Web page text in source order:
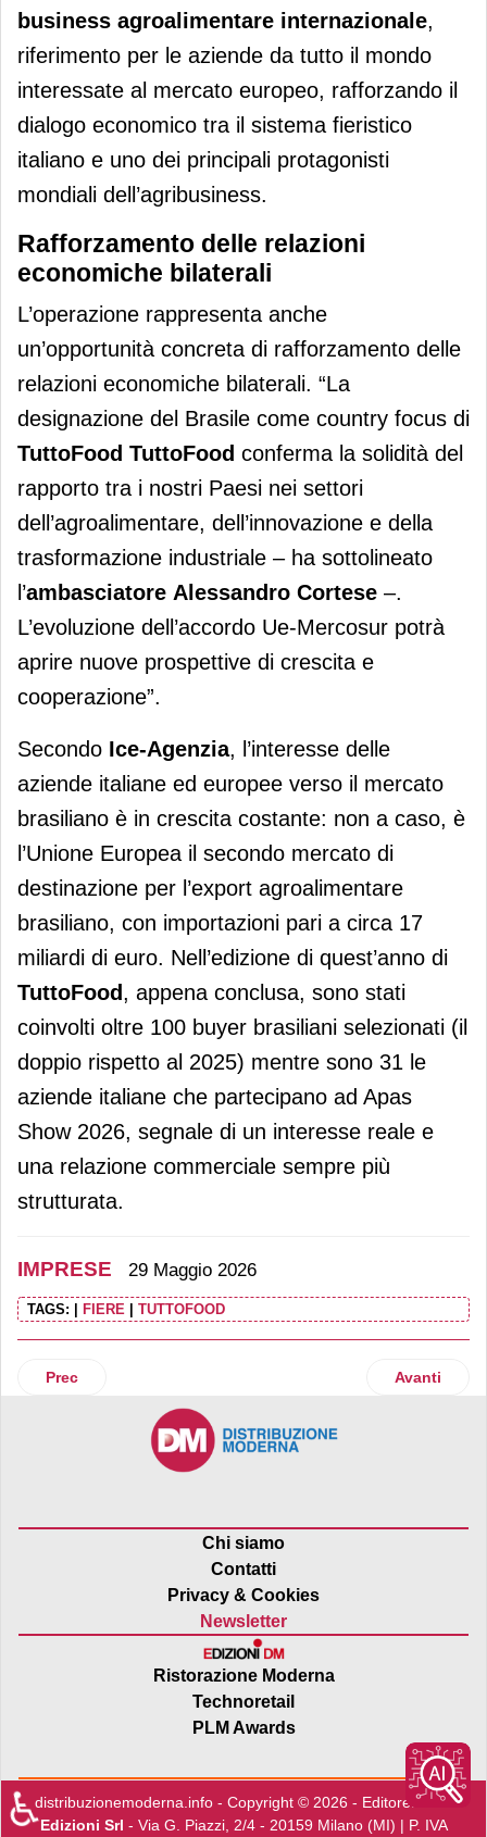
business agroalimentare internazionale,
riferimento per le aziende da tutto il mondo
interessate al mercato europeo, rafforzando il
dialogo economico tra il sistema fieristico
italiano e uno dei principali protagonisti
mondiali dell’agribusiness.
Rafforzamento delle relazioni
economiche bilaterali
L’operazione rappresenta anche
un’opportunità concreta di rafforzamento delle
relazioni economiche bilaterali. “La
designazione del Brasile come country focus di
TuttoFood TuttoFood conferma la solidità del
rapporto tra i nostri Paesi nei settori
dell’agroalimentare, dell’innovazione e della
trasformazione industriale – ha sottolineato
l’ambasciatore Alessandro Cortese –.
L’evoluzione dell’accordo Ue-Mercosur potrà
aprire nuove prospettive di crescita e
cooperazione”.
Secondo Ice-Agenzia, l’interesse delle
aziende italiane ed europee verso il mercato
brasiliano è in crescita costante: non a caso, è
l’Unione Europea il secondo mercato di
destinazione per l’export agroalimentare
brasiliano, con importazioni pari a circa 17
miliardi di euro. Nell’edizione di quest’anno di
TuttoFood, appena conclusa, sono stati
coinvolti oltre 100 buyer brasiliani selezionati (il
doppio rispetto al 2025) mentre sono 31 le
aziende italiane che partecipano ad Apas
Show 2026, segnale di un interesse reale e
una relazione commerciale sempre più
strutturata.
IMPRESE 29 Maggio 2026
TAGS: FIERE TUTTOFOOD
Articolo precedente: Famila: fatturato a 3,3 miliardi di euro
Prec Articolo
Avanti
Chi siamo
Contatti
Privacy & Cookies
Newsletter
Ristorazione Moderna
Technoretail
PLM Awards
distribuzionemoderna.info - Copyright © 2026 - Editore:Edra
Edizioni Srl - Via G. Piazzi, 2/4 - 20159 Milano (MI) | P. IVA